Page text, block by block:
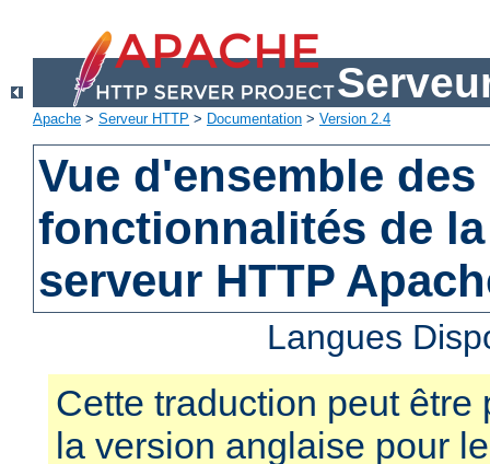
Apache > Serveur HTTP > Documentation > Version 2.4
Vue d'ensemble
fonctionnalités de
serveur HTTP
Langues
Cette traduction peut être
la version anglaise pour